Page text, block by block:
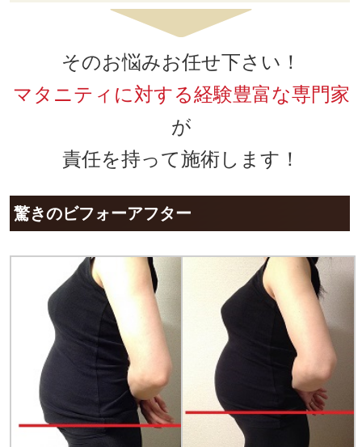
そのお悩みお任せ下さい！
マタニティに対する経験豊富な専門家
が
責任を持って施術します！
驚きのビフォーアフター